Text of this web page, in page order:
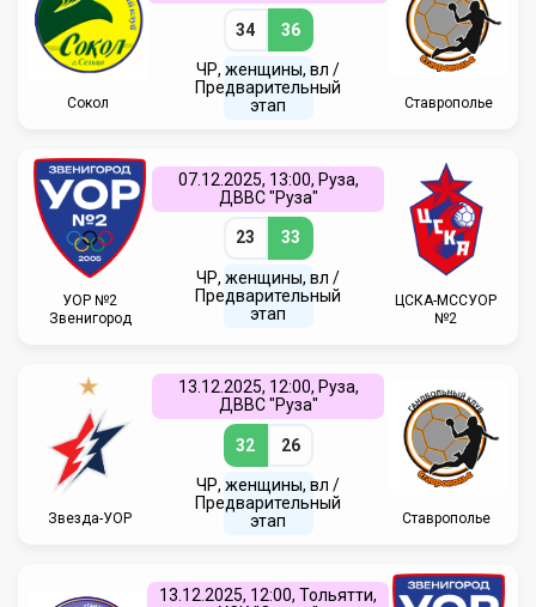
Сокол
34 36
ЧР, женщины, вл /
Предварительный
этап
Ставрополье
УОР №2
Звенигород
07.12.2025, 13:00, Руза,
ДВВС "Руза"
23 33
ЧР, женщины, вл /
Предварительный
этап
ЦСКА-МССУОР
№2
Звезда-УОР
13.12.2025, 12:00, Руза,
ДВВС "Руза"
32 26
ЧР, женщины, вл /
Предварительный
этап
Ставрополье
13.12.2025, 12:00, Тольятти,